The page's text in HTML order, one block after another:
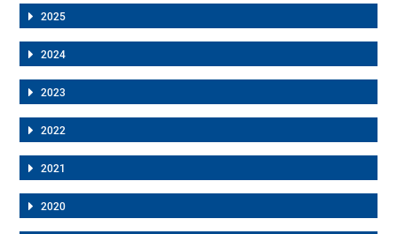
2025
2024
2023
2022
2021
2020